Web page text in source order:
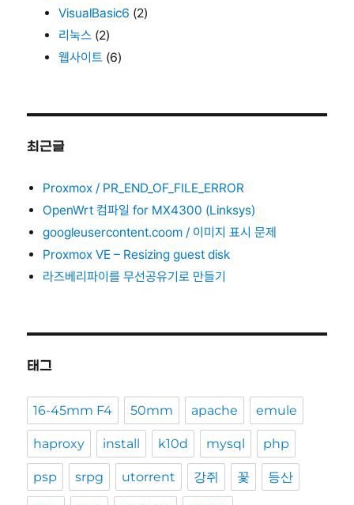
VisualBasic6 (2)
리눅스 (2)
웹사이트 (6)
최근글
Proxmox / PR_END_OF_FILE_ERROR
OpenWrt 컴파일 for MX4300 (Linksys)
googleusercontent.coom / 이미지 표시 문제
Proxmox VE – Resizing guest disk
라즈베리파이를 무선공유기로 만들기
태그
16-45mm F4 50mm apache emule
haproxy install k10d mysql php
psp srpg utorrent 강쥐 꽃 등산